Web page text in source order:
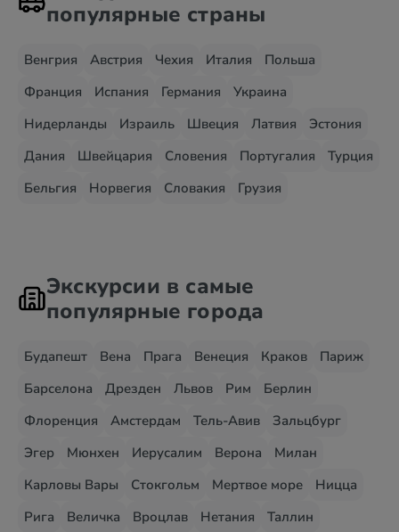
популярные страны
Венгрия Австрия Чехия Италия
Польша
Франция
Испания Германия
Украина
Нидерланды
Израиль Швеция Латвия
Эстония
Дания
Швейцария Словения Португалия
Турция
Бельгия
Норвегия Словакия Грузия
Экскурсии в самые
популярные города
Будапешт Вена Прага Венеция Краков
Париж
Барселона
Дрезден Львов Рим
Берлин
Флоренция
Амстердам Тель-Авив
Зальцбург
Эгер
Мюнхен Иерусалим Верона
Милан
Карловы Вары
Стокгольм Мертвое море
Ницца
Рига
Величка Вроцлав Нетания
Таллин